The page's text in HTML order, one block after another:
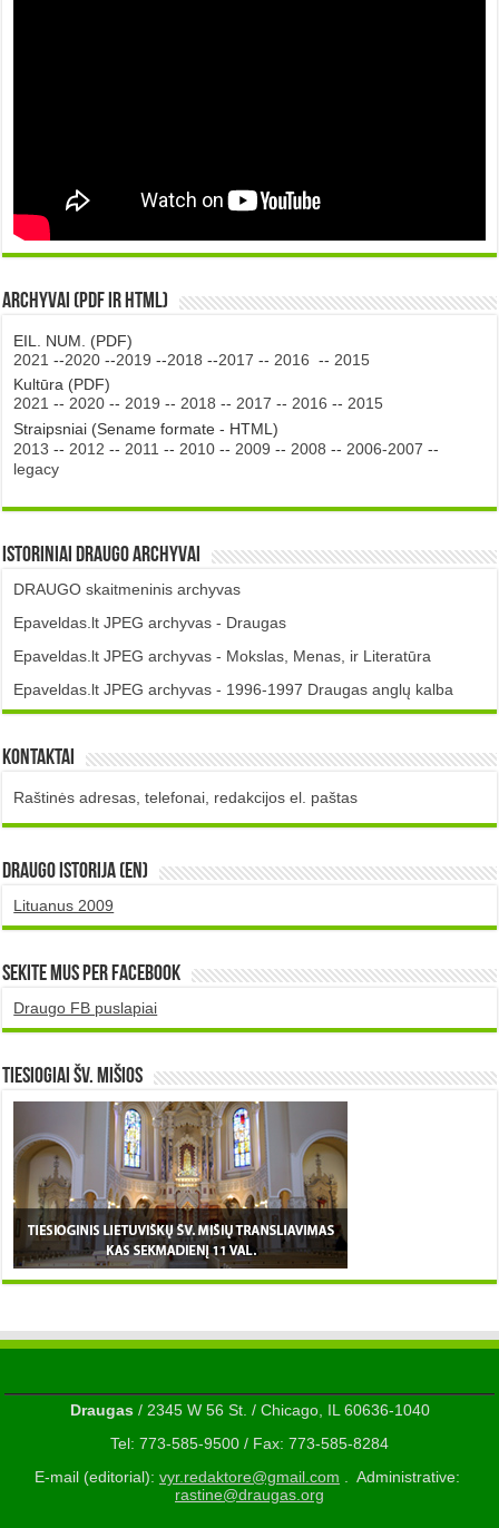
Archyvai (PDF ir HTML)
EIL. NUM. (PDF)
2021 --2020 --2019 --2018 --2017 -- 2016 -- 2015
Kultūra (PDF)
2021 -- 2020 -- 2019 -- 2018 -- 2017 -- 2016 -- 2015
Straipsniai (Sename formate - HTML)
2013 -- 2012 -- 2011 -- 2010 -- 2009 -- 2008 -- 2006-2007 --
legacy
Istoriniai DRAUGO Archyvai
DRAUGO skaitmeninis archyvas
Epaveldas.lt JPEG archyvas - Draugas
Epaveldas.lt JPEG archyvas - Mokslas, Menas, ir Literatūra
Epaveldas.lt JPEG archyvas - 1996-1997 Draugas anglų kalba
Kontaktai
Raštinės adresas, telefonai, redakcijos el. paštas
DRAUGO istorija (EN)
Lituanus 2009
Sekite mus per Facebook
Draugo FB puslapiai
TIESIOGIAI šv. MIŠIOS
Draugas/ 2345 W 56 St. / Chicago, IL 60636-1040
Tel: 773-585-9500 / Fax: 773-585-8284
E-mail (editorial): vyr.redaktore@gmail.com . Administrative:
rastine@draugas.org